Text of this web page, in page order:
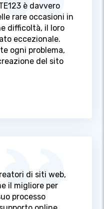
è davvero
rare occasioni in
difficoltà, il loro
eccezionale.
ogni problema,
del sito
di siti web,
il migliore per
processo